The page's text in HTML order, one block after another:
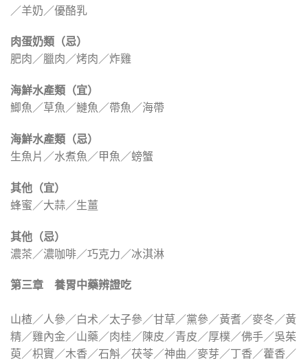
／羊奶／優酪乳
肉蛋奶類（忌）
肥肉／臘肉／烤肉／炸雞
海鮮水產類（宜）
鯽魚／草魚／鰱魚／帶魚／海帶
海鮮水產類（忌）
生魚片／水煮魚／甲魚／螃蟹
其他（宜）
蜂蜜／大蒜／生薑
其他（忌）
濃茶／濃咖啡／巧克力／冰淇淋
第三章 養胃中藥辨證吃
山楂／人參／白术／太子參／甘草／黨參／黃耆／麥冬／黃
精／雞內金／山藥／肉桂／陳皮／青皮／厚樸／佛手／吳茱
萸／枳實／木香／石斛／茯苓／神曲／麥芽／丁香／藿香／